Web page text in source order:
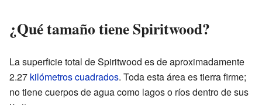
¿Qué tamaño tiene Spiritwood?
La superficie total de Spiritwood es de aproximadamente
2.27 kilómetros cuadrados. Toda esta área es tierra firme;
no tiene cuerpos de agua como lagos o ríos dentro de sus